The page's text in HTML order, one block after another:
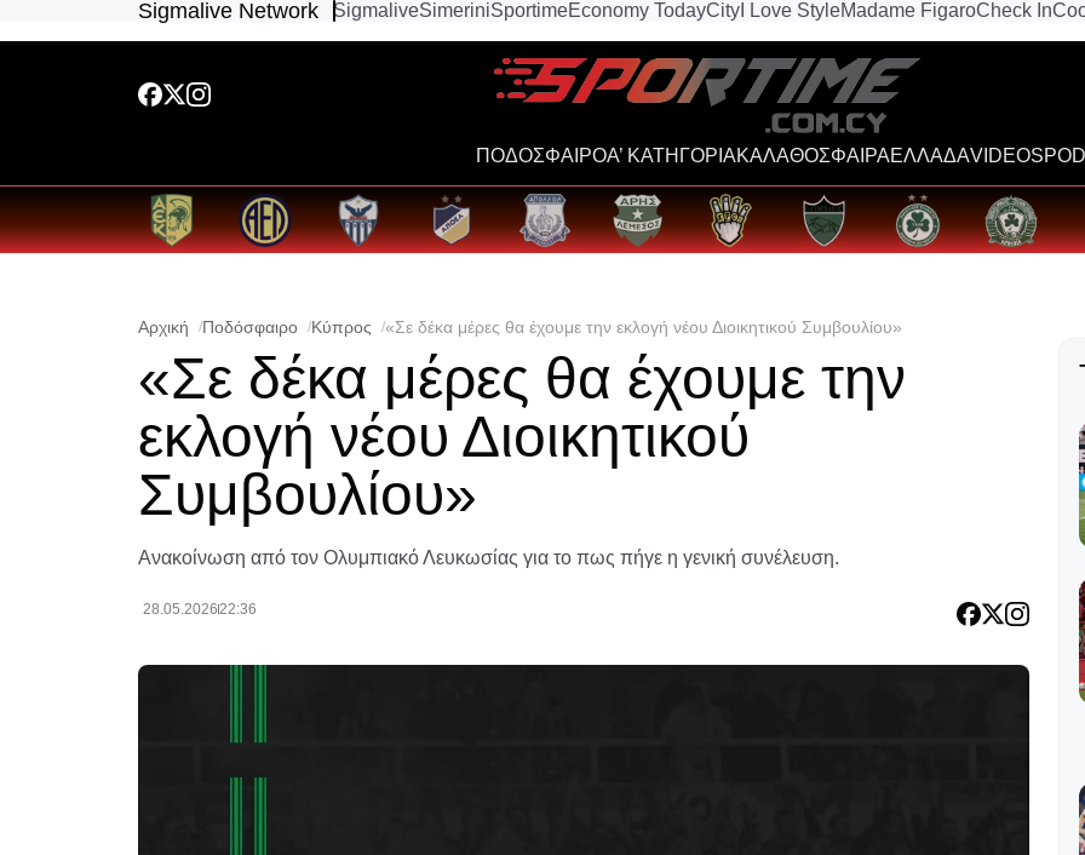
Sigmalive Network SigmaliveSimeriniSportimeEconomy TodayCity I Love StyleMadame FigaroCheck In
ΠΟΔΟΣΦΑΙΡΟΑ’ ΚΑΤΗΓΟΡΙΑΚΑΛΑΘΟΣΦΑΙΡΑΕΛΛΑΔΑVIDEOS
Αρχική Ποδόσφαιρο Κύπρος «Σε δέκα μέρες θα έχουμε την εκλογή νέου Διοικητικού Συμβουλίου»
«Σε δέκα μέρες θα έχουμε την
εκλογή νέου Διοικητικού
Συμβουλίου»
Ανακοίνωση από τον Ολυμπιακό Λευκωσίας για το πως πήγε η γενική συνέλευση.
28.05.202622:36